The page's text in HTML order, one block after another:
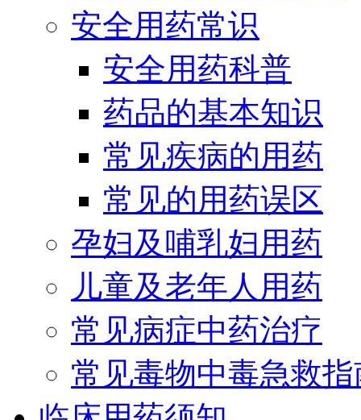
安全用药常识
安全用药科普
药品的基本知识
常见疾病的用药
常见的用药误区
孕妇及哺乳妇用药
儿童及老年人用药
常见病症中药治疗
常见毒物中毒急救指